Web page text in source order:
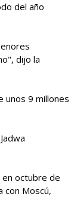
del año
dijo la
unos 9 millones
octubre de
con Moscú,